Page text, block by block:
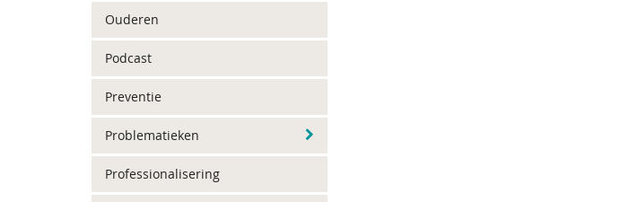
Ouderen
Podcast
Preventie
Problematieken
Professionalisering